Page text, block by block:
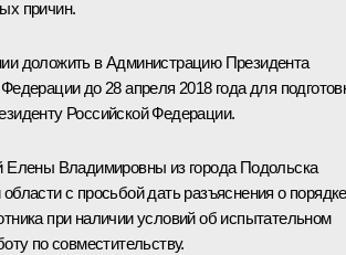
причин.
доложить в Администрацию Президента
до 28 апреля 2018 года для
Российской Федерации.
Елены Владимировны из города Подольска
с просьбой дать разъяснения о порядке
при наличии условий об испытательном
по совместительству.